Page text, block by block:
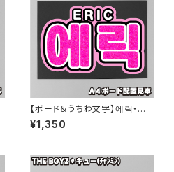
【ボード＆うちわ文字】에릭・エリ
ック①ERIC 即納 【THE BOY
Z】
¥1,350